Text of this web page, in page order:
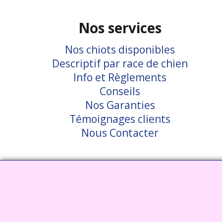
Nos services
Nos chiots disponibles
Descriptif par race de chien
Info et Règlements
Conseils
Nos Garanties
Témoignages clients
Nous Contacter